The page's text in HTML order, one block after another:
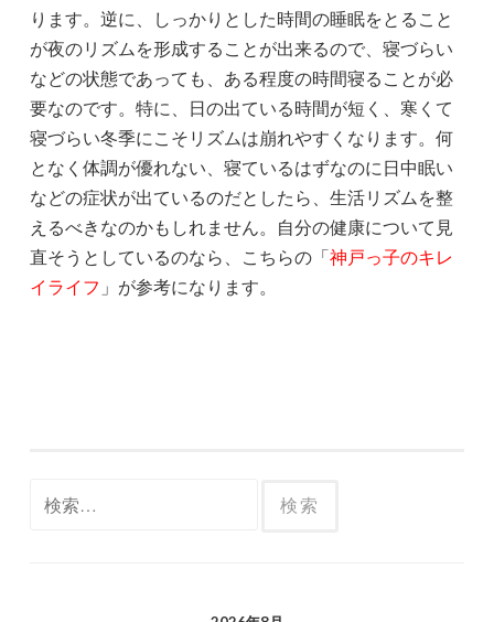
ります。逆に、しっかりとした時間の睡眠をとること
が夜のリズムを形成することが出来るので、寝づらい
などの状態であっても、ある程度の時間寝ることが必
要なのです。特に、日の出ている時間が短く、寒くて
寝づらい冬季にこそリズムは崩れやすくなります。何
となく体調が優れない、寝ているはずなのに日中眠い
などの症状が出ているのだとしたら、生活リズムを整
えるべきなのかもしれません。自分の健康について見
直そうとしているのなら、こちらの「神戸っ子のキレ
イライフ 」が参考になります。